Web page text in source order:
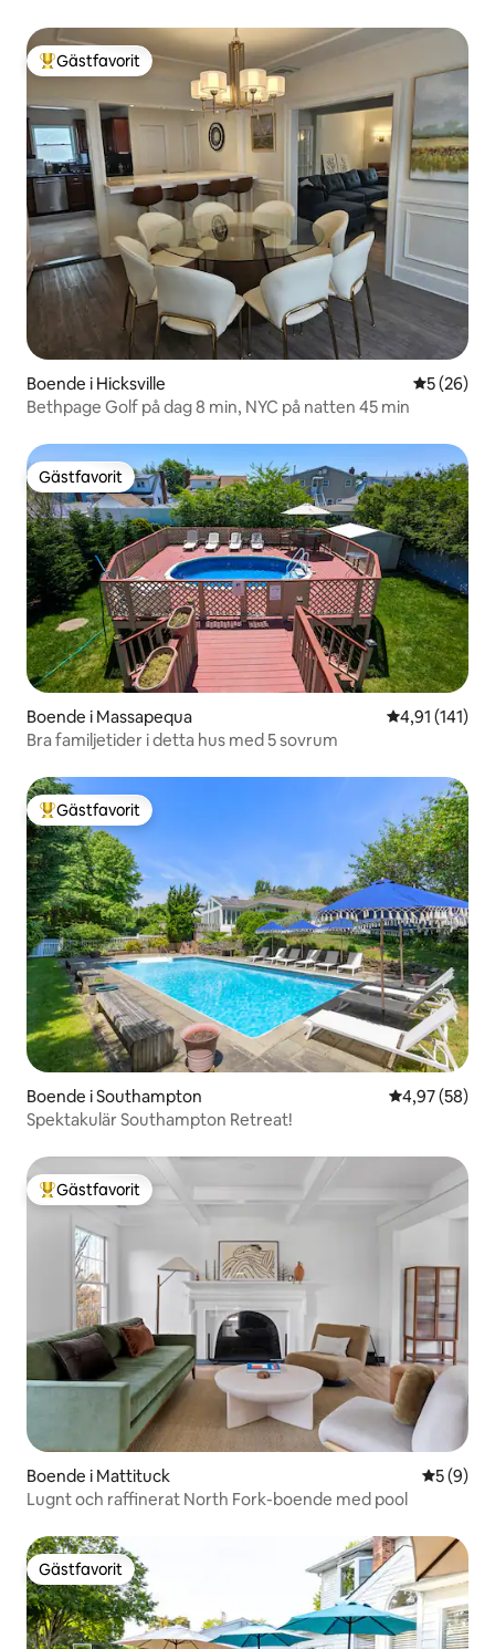
Populär gästfavorit
Gästfavorit
Boende i Hicksville 5 av 5 i
5 (26)
Bethpage Golf på dag 8 min, NYC på natten 45 min
Gästfavorit
Gästfavorit
Boende i Massapequa 4,91 av 5 i
4,91 (141)
Bra familjetider i detta hus med 5 sovrum
Populär gästfavorit
Gästfavorit
Boende i Southampton 4,97 av 5 i
4,97 (58)
Spektakulär Southampton Retreat!
Populär gästfavorit
Gästfavorit
Boende i Mattituck 5 av 5 i
5 (9)
Lugnt och raffinerat North Fork-boende med pool
Gästfavorit
Gästfavorit